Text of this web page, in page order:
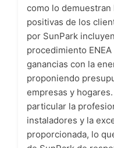
como lo
positivas de los
por SunPark
procedimiento
ganancias con la
proponiendo
empresas y
particular la
instaladores y la
proporcionada, lo